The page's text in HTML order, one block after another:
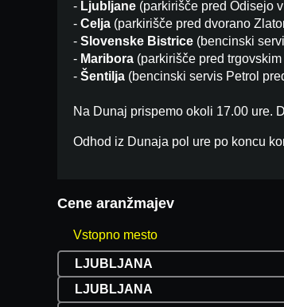
- Ljubljane (parkirišče pred Odisejo
- Celja (parkirišče pred dvorano
- Slovenske Bistrice (bencinski
- Maribora (parkirišče pred
- Šentilja (bencinski servis Petrol
Na Dunaj prispemo okoli 17.00 ure.
Odhod iz Dunaja pol ure po koncu
Cene aranžmajev
Vstopno mesto
LJUBLJANA
LJUBLJANA